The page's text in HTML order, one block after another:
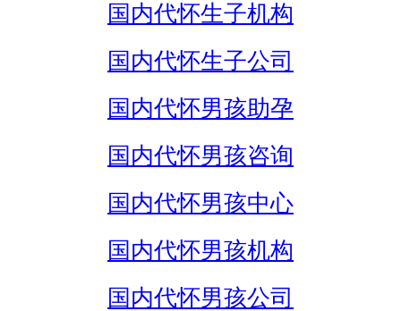
国内代怀生子机构
国内代怀生子公司
国内代怀男孩助孕
国内代怀男孩咨询
国内代怀男孩中心
国内代怀男孩机构
国内代怀男孩公司